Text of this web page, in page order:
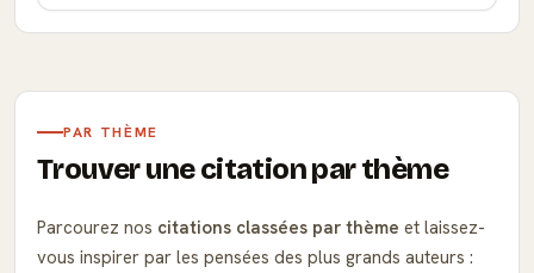
PAR THÈME
Trouver une citation par thème
Parcourez nos citations classées par thème et laissez-
vous inspirer par les pensées des plus grands auteurs :